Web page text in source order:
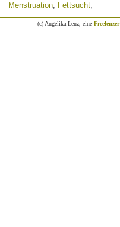
Menstruation, Fettsucht,
(c) Angelika Lenz, eine Freelenzer